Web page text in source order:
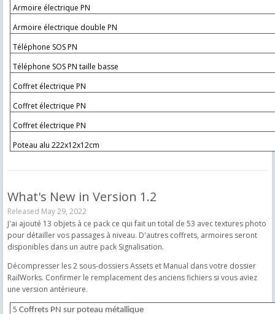
Armoire électrique PN
Armoire électrique double PN
Téléphone SOS PN
Téléphone SOS PN taille basse
Coffret électrique PN
Coffret électrique PN
Coffret électrique PN
Poteau alu 222x12x12cm
What's New in Version 1.2
Released May 29, 2022
J'ai ajouté 13 objets à ce pack ce qui fait un total de 53 avec textures photo
pour détailler vos passages à niveau. D'autres coffrets, armoires seront
disponibles dans un autre pack Signalisation.
Décompresser les 2 sous-dossiers Assets et Manual dans votre dossier
RailWorks. Confirmer le remplacement des anciens fichiers si vous aviez
une version antérieure.
5Coffrets PN sur poteau métallique